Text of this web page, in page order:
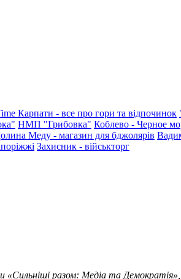
Карпати - все про гори та відпочинок
НМП "Грибовка" Коблево - Черное
Меду - магазин для бджолярів
Захисник - військторг
«Сильніші разом: Медіа та